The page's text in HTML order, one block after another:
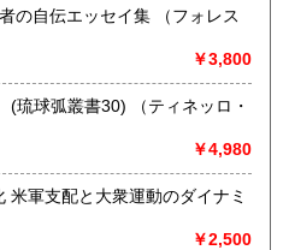
を行っておりますので、お気
学、自然科学、古書一般（そ
エッセイ集 （フォレス
￥3,800
30) （ティネッロ・
￥4,980
米軍支配と大衆運動のダイナミ
￥2,500